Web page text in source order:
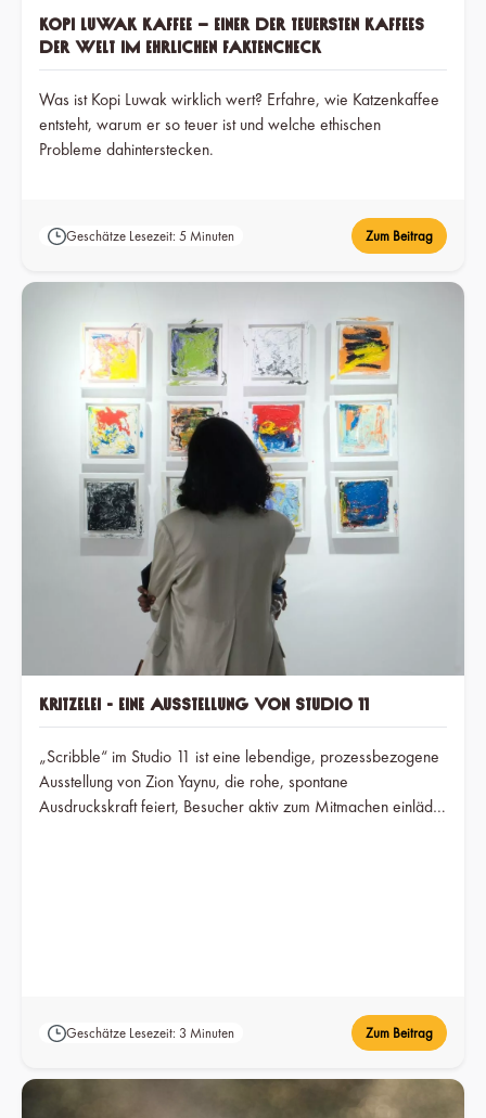
Kopi Luwak Kaffee – einer der teuersten Kaffees
der Welt im ehrlichen Faktencheck
Was ist Kopi Luwak wirklich wert? Erfahre, wie Katzenkaffee
entsteht, warum er so teuer ist und welche ethischen
Probleme dahinterstecken.
Geschätze Lesezeit: 5 Minuten Zum Beitrag
Kritzelei - Eine Ausstellung von Studio 11
„Scribble“ im Studio 11 ist eine lebendige, prozessbezogene
Ausstellung von Zion Yaynu, die rohe, spontane
Ausdruckskraft feiert, Besucher aktiv zum Mitmachen einlädt
Geschätze Lesezeit: 3 Minuten Zum Beitrag